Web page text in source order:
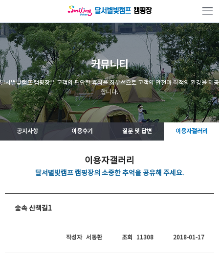
커뮤니티
달서별빛캠프 캠핑장은 고객의 편안한 휴식을 최우선으로 고객의 안전과 최적의 환경을 제공
합니다.
공지사항 이용후기 질문 및 답변 이용자갤러리
이용자갤러리
달서별빛캠프 캠핑장의 소중한 추억을 공유해 주세요.
숲속 산책길1
작성자 서동환 조회 11308 2018-01-17